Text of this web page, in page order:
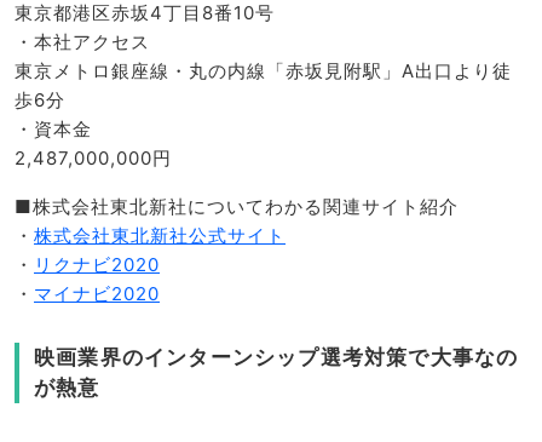
東京都港区赤坂4丁目8番10号
・本社アクセス
東京メトロ銀座線・丸の内線「赤坂見附駅」A出口より徒
歩6分
・資本金
2,487,000,000円
■株式会社東北新社についてわかる関連サイト紹介
・ 株式会社東北新社公式サイト
・ リクナビ2020
・ マイナビ2020
映画業界のインターンシップ選考対策で大事なの
が熱意